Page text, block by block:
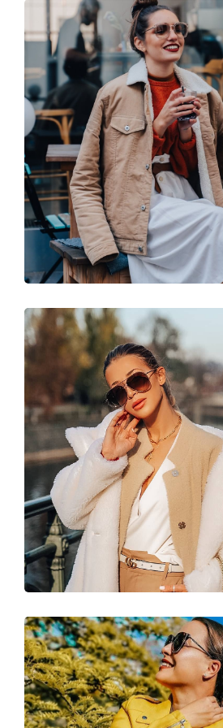
Παρέχονται με θήκη:
Πανί καθαρισμού:
Άλλα
Τύπος:
Κατηγορία:
Μάρκα:
Χρήση:
Κωδικός Προϊόντος /